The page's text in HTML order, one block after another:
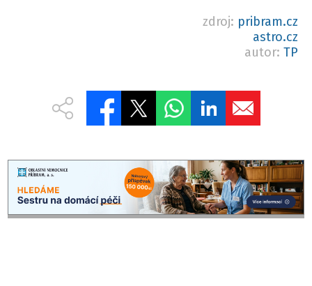
zdroj: pribram.cz
astro.cz
autor: TP